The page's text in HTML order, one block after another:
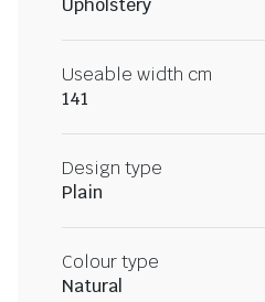
Upholstery
Useable width cm
141
Design type
Plain
Colour type
Natural